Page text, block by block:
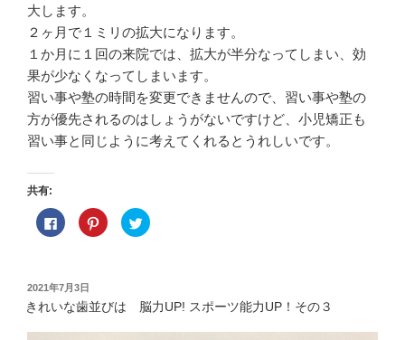
大します。
２ヶ月で１ミリの拡大になります。
１か月に１回の来院では、拡大が半分なってしまい、効
果が少なくなってしまいます。
習い事や塾の時間を変更できませんので、習い事や塾の
方が優先されるのはしょうがないですけど、小児矯正も
習い事と同じように考えてくれるとうれしいです。
共有:
F
a
o
k
で
共
ク
リ
n
t
ク
リ
i
t
投
稿
2021年7月3日
きれいな歯並びは 脳力UP! スポーツ能力UP！その３